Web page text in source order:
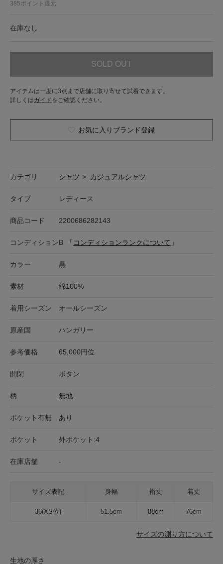
385ポイント還元
在庫なし
SOLD OUT
アイテムは一度に3点まで店舗に取り寄せて試着できます。
詳しくはガイド をご確認ください。
お気に入りブランド登録
カテゴリ シャツ > カジュアルシャツ
タイプ レディース
商品コード 2200686282143
コンディションB 「 コンディションランクについて 」
カラー 黒
素材 綿100%
着用シーズン オールシーズン
原産国 ハンガリー
参考価格 65,000円位
開閉 ボタン
柄 無地
ポケット有無 あり
ポケット 外ポケット:4
在庫店舗 -
サイズ表記 身幅 裄丈 着丈
36(XS位) 51.5cm 88cm 76cm
サイズの測り方について
生地の厚さ